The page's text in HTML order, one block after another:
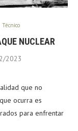
Técnico
NUCLEAR
2023
que no
ocurra es
para enfrentar